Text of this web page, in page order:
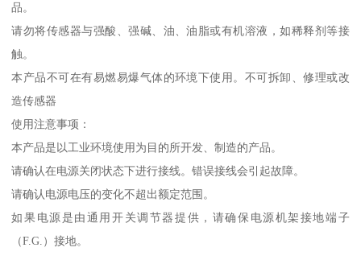
品。
请勿将传感器与强酸、强碱、油、油脂或有机溶液，如稀释剂等接
触。
本产品不可在有易燃易爆气体的环境下使用。不可拆卸、修理或改
造传感器
使用注意事项：
本产品是以工业环境使用为目的所开发、制造的产品。
请确认在电源关闭状态下进行接线。错误接线会引起故障。
请确认电源电压的变化不超出额定范围。
如果电源是由通用开关调节器提供，请确保电源机架接地端子
（F.G.）接地。